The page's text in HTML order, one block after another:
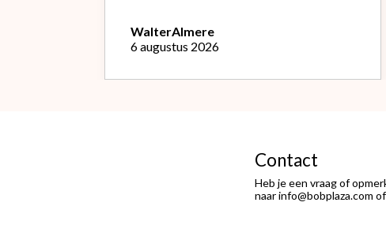
soort. Telefonisch gevraagd of ze
geruild konden worden voor de
logisch) de betaling terug
WalterAlmere
6 augustus 2026
Contact
Heb je een vraag of
naar info@bobplaza.com